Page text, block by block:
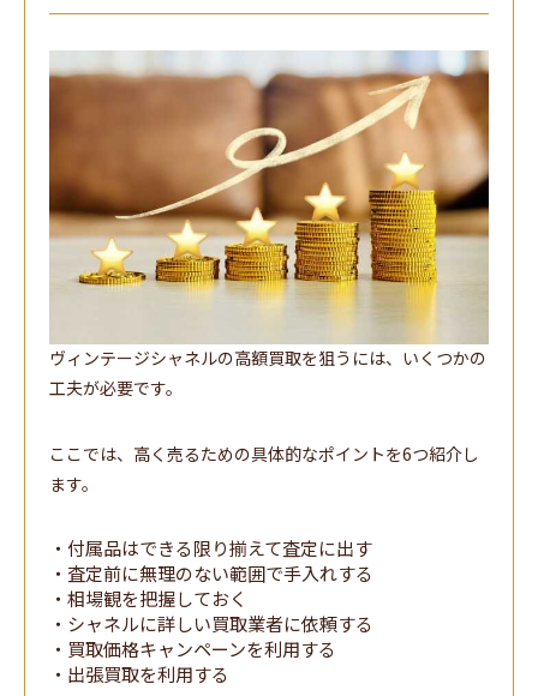
ヴィンテージシャネルの高額買取を狙うには、いくつかの
工夫が必要です。
ここでは、高く売るための具体的なポイントを6つ紹介し
ます。
・付属品はできる限り揃えて査定に出す
・査定前に無理のない範囲で手入れする
・相場観を把握しておく
・シャネルに詳しい買取業者に依頼する
・買取価格キャンペーンを利用する
・出張買取を利用する